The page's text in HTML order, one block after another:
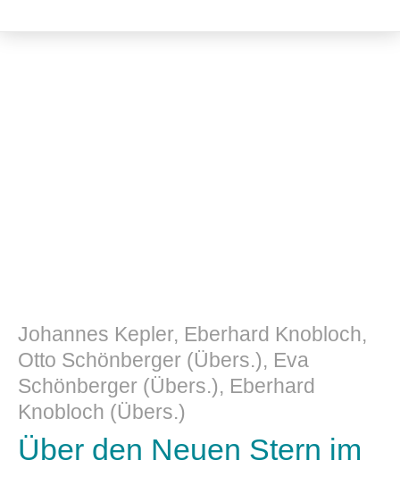
Johannes Kepler, Eberhard Knobloch,
Otto Schönberger (Übers.), Eva
Schönberger (Übers.), Eberhard
Knobloch (Übers.)
Über den Neuen Stern im